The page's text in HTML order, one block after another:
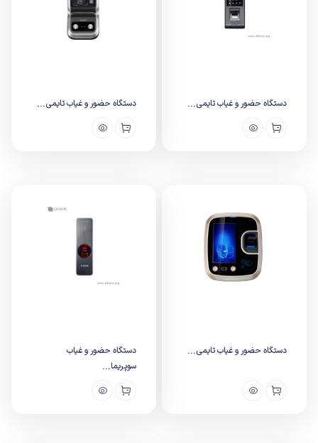
دستگاه حضور و غیاب تایمی... دستگاه حضور و غیاب تایمی...
دستگاه حضور و غیاب تایمی...
دستگاه حضور و غیاب
سوپریما...